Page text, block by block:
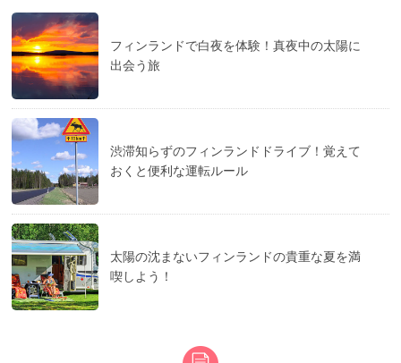
フィンランドで白夜を体験！真夜中の太陽に
出会う旅
渋滞知らずのフィンランドドライブ！覚えて
おくと便利な運転ルール
太陽の沈まないフィンランドの貴重な夏を満
喫しよう！